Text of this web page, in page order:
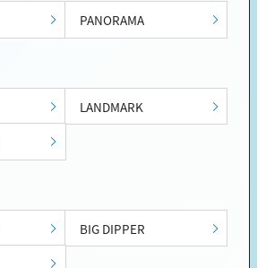
PANORAMA
LANDMARK
BIG DIPPER